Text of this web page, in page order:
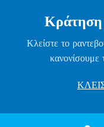
Κράτηση
Κλείστε το
κανονίσουμε